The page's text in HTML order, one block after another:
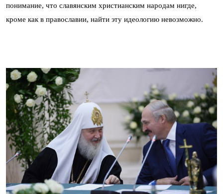
понимание, что славянским христианским народам нигде,
кроме как в православии, найти эту идеологию невозможно.